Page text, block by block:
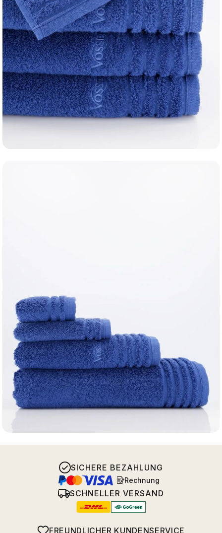
SICHERE BEZAHLUNG
Rechnung
SCHNELLER VERSAND
FREUNDLICHER KUNDENSERVICE